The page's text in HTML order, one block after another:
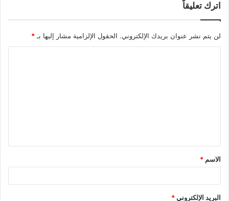
اترك تعليقاً
لن يتم نشر عنوان بريدك الإلكتروني. الحقول الإلزامية مشار إليها بـ *
الاسم *
البريد الإلكتروني*